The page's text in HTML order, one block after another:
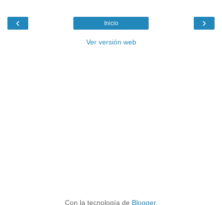
‹ ›
Inicio
Ver versión web
Con la tecnología de Blogger.